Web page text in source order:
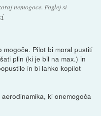
nemogoce. Poglej si
mogoče. Pilot bi moral pustiti
plin (ki je bil na max.) in
in bi lahko kopilot
ki onemogoča